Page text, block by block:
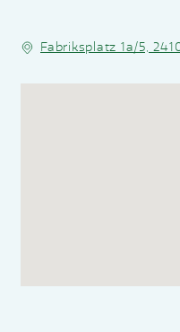
Fabriksplatz 1a/5,